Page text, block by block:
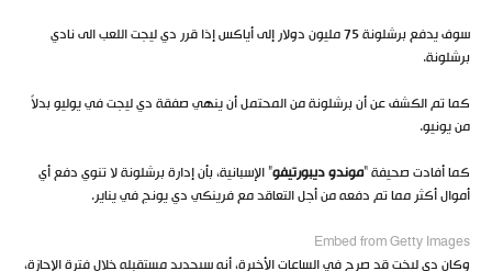
سوف يدفع برشلونة 75 مليون دولار إلى أياكس إذا قرر دي ليجت اللعب الى نادي
برشلونة.
كما تم الكشف عن أن برشلونة من المحتمل أن ينهي صفقة دي ليجت في يوليو بدلاً
من يونيو.
كما أفادت صحيفة “موندو ديبورتيفو” الإسبانية، بأن إدارة برشلونة لا تنوي دفع أي
أموال أكثر مما تم دفعه من أجل التعاقد مع فرينكي دي يونج في يناير.
Embed from Getty Images
وكان دي ليخت قد صرح في الساعات الأخيرة، أنه سيحديد مستقبله خلال فترة الإجازة،